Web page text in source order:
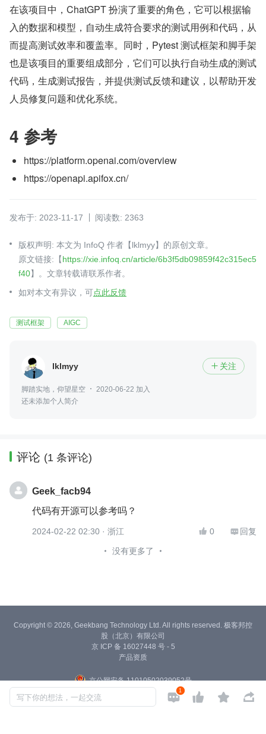
在该项目中，ChatGPT 扮演了重要的角色，它可以根据输
入的数据和模型，自动生成符合要求的测试用例和代码，从
而提高测试效率和覆盖率。同时，Pytest 测试框架和脚手架
也是该项目的重要组成部分，它们可以执行自动生成的测试
代码，生成测试报告，并提供测试反馈和建议，以帮助开发
人员修复问题和优化系统。
4 参考
https://platform.openai.com/overview
https://openapi.apifox.cn/
发布于: 2023-11-17 阅读数: 2363
版权声明: 本文为 InfoQ 作者【lklmyy】的原创文章。
原文链接:【https://xie.infoq.cn/article/6b3f5db09859f42c315ec5
f40】。文章转载请联系作者。
如对本文有异议，可点此反馈
测试框架 AIGC
lklmyy  关注
脚踏实地，仰望星空
2020-06-22 加入
还未添加个人简介
评论 (1 条评论)
Geek_facb94
代码有开源可以参考吗？
2024-02-22 02:30 · 浙江  0  回复
没有更多了
写下你的想法，一起交流 
1   
Copyright © 2026, Geekbang Technology Ltd. All rights reserved. 极客邦控
股（北京）有限公司
京 ICP 备 16027448 号 - 5
产品资质
京公网安备 11010502039052号